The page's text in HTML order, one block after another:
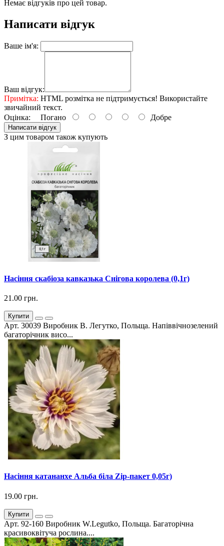
Немає відгуків про цей товар.
Написати відгук
Ваше ім'я:
Ваш відгук:
Примітка: HTML розмітка не підтримується! Використайте
звичайний текст.
Оцінка: Погано Добре
Написати відгук
З цим товаром також купують
Насіння скабіоза кавказька Снігова королева (0,1г)
21.00 грн.
Купити
Арт. 30039 Виробник В. Легутко, Польща. Напіввічнозелений
багаторічник висо...
Насіння катананхе Альба біла Zip-пакет 0,05г)
19.00 грн.
Купити
Арт. 92-160 Виробник W.Legutko, Польща. Багаторічна
красивоквітуча рослина....